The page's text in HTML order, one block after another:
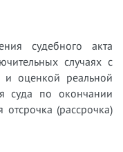
судебного акта
случаях с
и оценкой реальной
суда по окончании
отсрочка (рассрочка)